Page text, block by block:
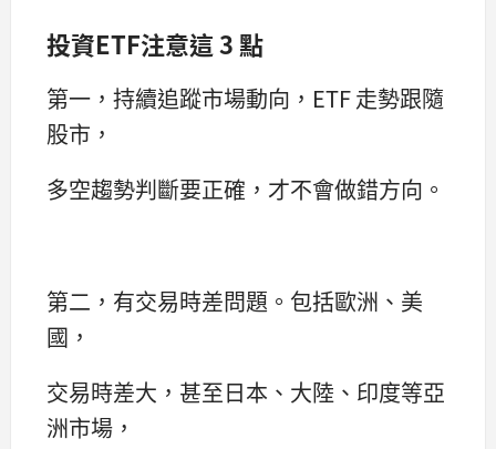
投資ETF注意這 3 點
第一，持續追蹤市場動向，ETF 走勢跟隨
股市，
多空趨勢判斷要正確，才不會做錯方向。
第二，有交易時差問題。包括歐洲、美
國，
交易時差大，甚至日本、大陸、印度等亞
洲市場，